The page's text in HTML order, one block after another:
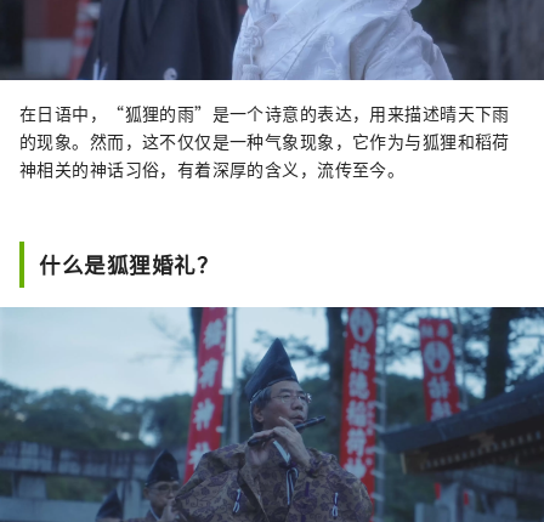
在日语中，“狐狸的雨”是一个诗意的表达，用来描述晴天下雨
的现象。然而，这不仅仅是一种气象现象，它作为与狐狸和稻荷
神相关的神话习俗，有着深厚的含义，流传至今。
什么是狐狸婚礼？